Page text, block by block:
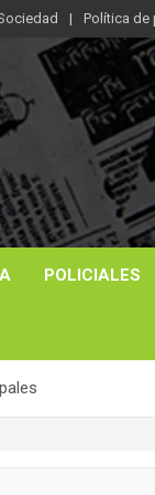
Política de
POLICIALES